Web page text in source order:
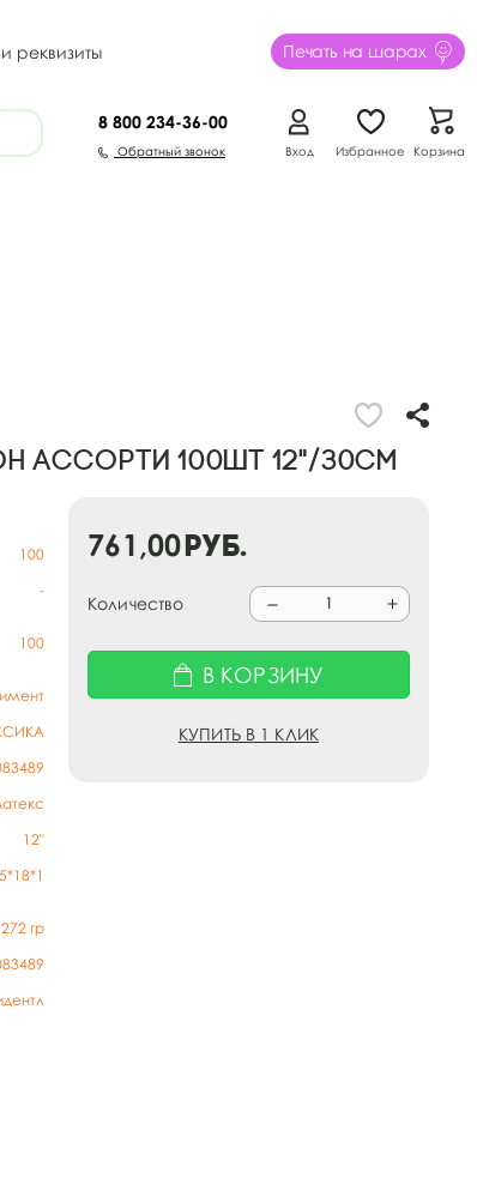
реквизиты Печать на шарах
8 800 234-36-00
Обратный звонок Вход Избранное Корзина
ассорти 100шт 12"/30см
100
-
100
12"
272 гр
761,00руб.
Количество
В КОРЗИНУ
КУПИТЬ В 1 КЛИК